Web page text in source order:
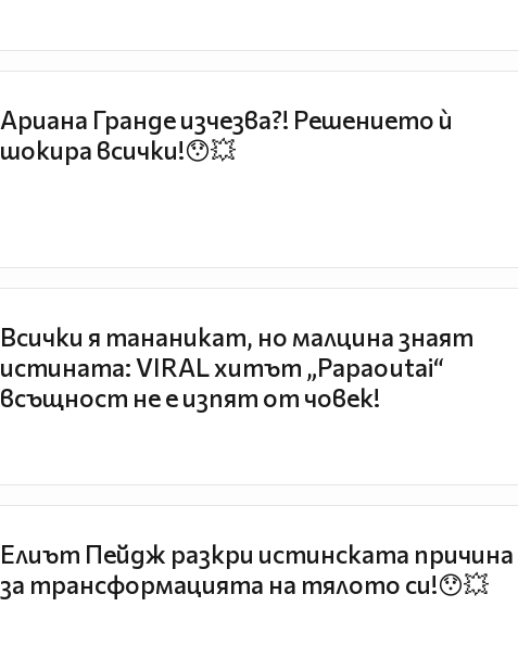
Ариана Гранде изчезва?! Решението ѝ
шокира всички!😯💥
Всички я тананикат, но малцина знаят
истината: VIRAL хитът „Papaoutai“
всъщност не е изпят от човек!
Елиът Пейдж разкри истинската причина
за трансформацията на тялото си!😯💥